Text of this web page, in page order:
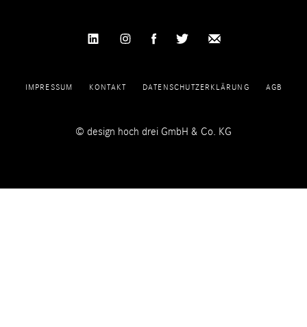
IMPRESSUM KONTAKT DATENSCHUTZERKLÄRUNG AGB
© design hoch drei GmbH & Co. KG